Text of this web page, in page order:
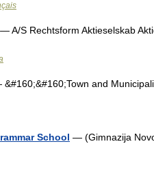
— A/S Rechtsform Aktieselskab
and
School — (Gimnazija